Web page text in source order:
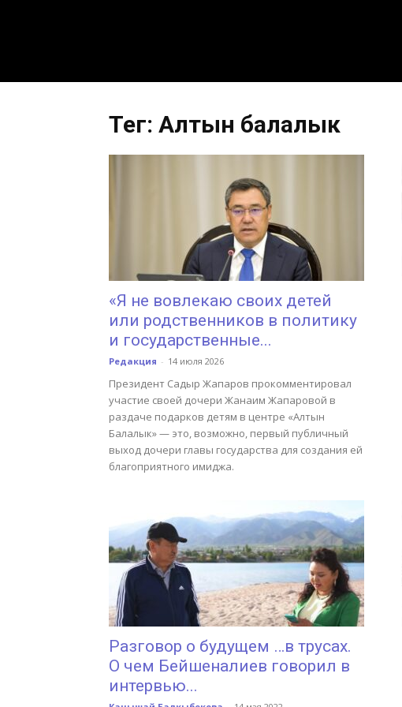
Тег: Алтын балалык
«Я не вовлекаю своих детей
или родственников в политику
и государственные...
Редакция - 14 июля 2026
Президент Садыр Жапаров прокомментировал
участие своей дочери Жанаим Жапаровой в
раздаче подарков детям в центре «Алтын
Балалык» — это, возможно, первый публичный
выход дочери главы государства для создания ей
благоприятного имиджа.
Разговор о будущем …в трусах.
О чем Бейшеналиев говорил в
интервью...